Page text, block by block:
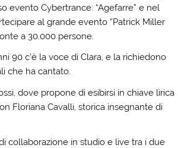
evento Cybertrance: “Agefarre” e nel
al grande evento “Patrick Miller
a 30.000 persone.
90 c’è la voce di Clara, e la richiedono
che ha cantato.
dove propone di esibirsi in chiave lirica
Floriana Cavalli, storica insegnante di
collaborazione in studio e live tra i due